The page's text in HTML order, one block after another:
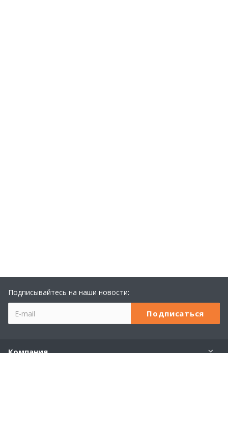
Подписывайтесь на наши новости:
Компания